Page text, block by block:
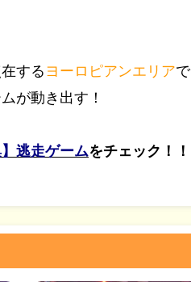
する ヨーロピアンエリアで
が動き出す！
】逃走ゲームをチェック！！